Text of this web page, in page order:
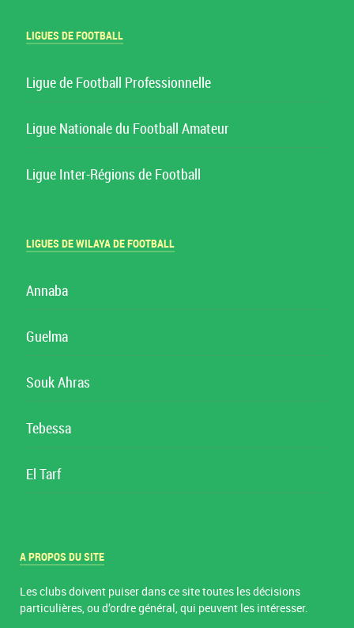
LIGUES DE FOOTBALL
Ligue de Football Professionnelle
Ligue Nationale du Football Amateur
Ligue Inter-Régions de Football
LIGUES DE WILAYA DE FOOTBALL
Annaba
Guelma
Souk Ahras
Tebessa
El Tarf
A PROPOS DU SITE
Les clubs doivent puiser dans ce site toutes les décisions
particulières, ou d’ordre général, qui peuvent les intéresser.